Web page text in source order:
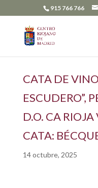
915 766 766
CATA DE
ESCUDERO”,
D.O. CA
CATA:
14 octubre, 2025